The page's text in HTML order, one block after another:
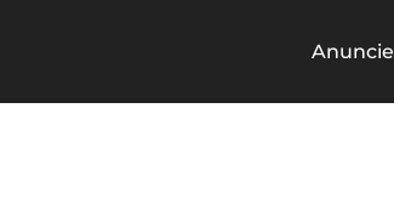
Anuncie